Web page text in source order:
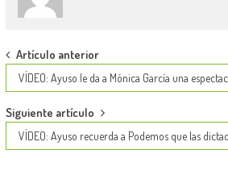
Post
navigation
Artículo anterior
VÍDEO: Ayuso le da a Mónica García una
Siguiente artículo
VÍDEO: Ayuso recuerda a Podemos que las